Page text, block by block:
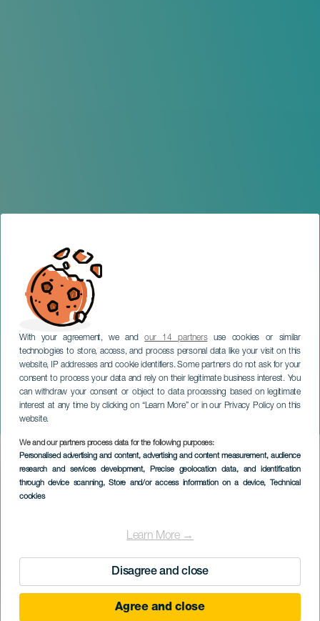
With your agreement, we andour 14 partnersuse cookies or similar
technologies to store, access, and process personal data like your visit on this
website, IP addresses and cookie identifiers. Some partners do not ask for your
consent to process your data and rely on their legitimate business interest. You
can withdraw your consent or object to data processing based on legitimate
interest at any time by clicking on “Learn More” or in our Privacy Policy on this
website.
We and our partners process data for the following purposes:
Personalised advertising and content, advertising and content measurement, audience
research and services development, Precise geolocation data, and identification
through device scanning, Store and/or access information on a device, Technical
cookies
Learn More →
Disagree and close
Agree and close
Manuel Turizo in concert
TENERIFE
Imagen
Listado